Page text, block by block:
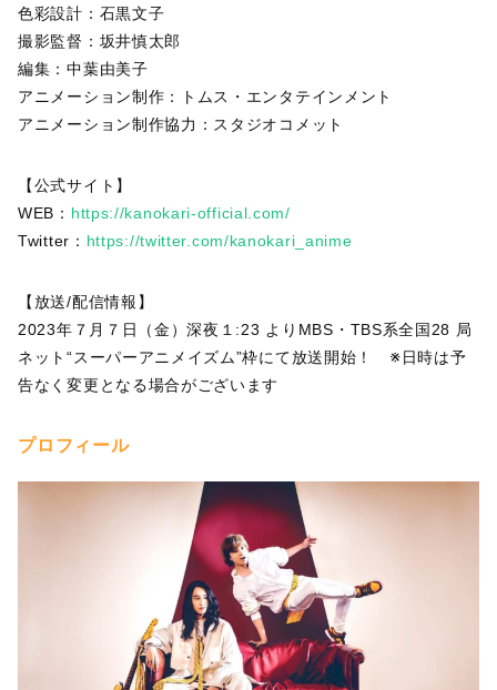
色彩設計：石黒文子
撮影監督：坂井慎太郎
編集：中葉由美子
アニメーション制作：トムス・エンタテインメント
アニメーション制作協力：スタジオコメット
【公式サイト】
WEB： https://kanokari-official.com/
Twitter： https://twitter.com/kanokari_anime
【放送/配信情報】
2023年７月７日（金）深夜１:23 よりMBS・TBS系全国28 局
ネット“スーパーアニメイズム”枠にて放送開始！ ※日時は予
告なく変更となる場合がございます
プロフィール